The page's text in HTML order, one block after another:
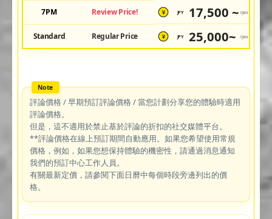
7PM Review Price! ¥ JPY 17,500 ~ /pax
Standard Regular Price ¥ JPY 25,000~ /pax
評論價格 / 早期預訂評論價格 / 當您計劃分享您的體驗時適用
評論價格。
但是，這不適用於禁止基於評論的折扣的社交媒體平台。
**評論價格在線上預訂期間自動應用。如果您希望使用常規
價格，例如，如果您想保持體驗的機密性，請通過消息通知
我們的預訂中心工作人員。
有關最新定價，請參閱下面日曆中每個時段旁邊列出的價
格。